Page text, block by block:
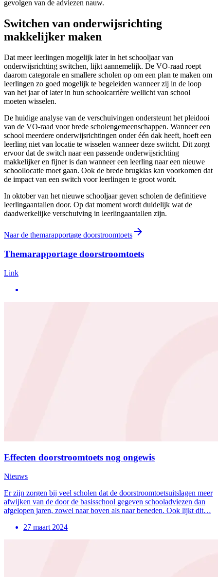
gevolgen van de adviezen nauw.
Switchen van onderwijsrichting
makkelijker maken
Dat meer leerlingen mogelijk later in het schooljaar van
onderwijsrichting switchen, lijkt aannemelijk. De VO-raad roept
daarom categorale en smallere scholen op om een plan te maken om
leerlingen zo goed mogelijk te begeleiden wanneer zij in de loop
van het jaar of later in hun schoolcarrière wellicht van school
moeten wisselen.
De huidige analyse van de verschuivingen ondersteunt het pleidooi
van de VO-raad voor brede scholengemeenschappen. Wanneer een
school meerdere onderwijsrichtingen onder één dak heeft, hoeft een
leerling niet van locatie te wisselen wanneer deze switcht. Dit zorgt
ervoor dat de switch naar een passende onderwijsrichting
makkelijker en fijner is dan wanneer een leerling naar een nieuwe
schoollocatie moet gaan. Ook de brede brugklas kan voorkomen dat
de impact van een switch voor leerlingen te groot wordt.
In oktober van het nieuwe schooljaar geven scholen de definitieve
leerlingaantallen door. Op dat moment wordt duidelijk wat de
daadwerkelijke verschuiving in leerlingaantallen zijn.
Naar de themarapportage doorstroomtoets
Themarapportage doorstroomtoets
Link
Effecten doorstroomtoets nog ongewis
Nieuws
Er zijn zorgen bij veel scholen dat de doorstroomtoetsuitslagen meer
afwijken van de door de basisschool gegeven schooladviezen dan
afgelopen jaren, zowel naar boven als naar beneden. Ook lijkt dit…
27 maart 2024